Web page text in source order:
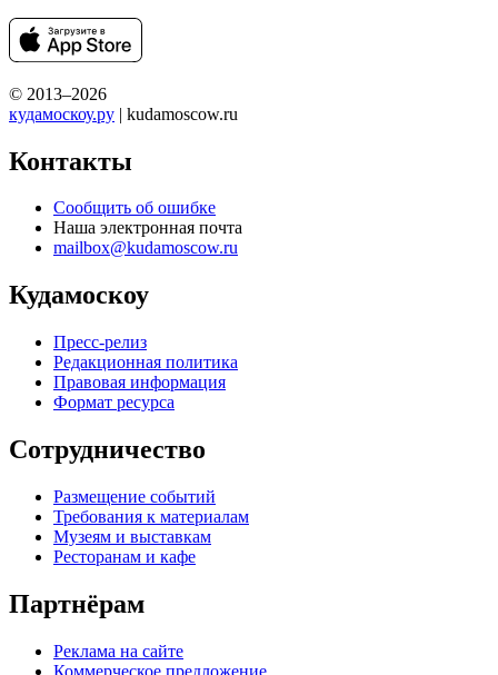
© 2013–2026
кудамоскоу.ру | kudamoscow.ru
Контакты
Сообщить об ошибке
Наша электронная почта
mailbox@kudamoscow.ru
Кудамоскоу
Пресс-релиз
Редакционная политика
Правовая информация
Формат ресурса
Сотрудничество
Размещение событий
Требования к материалам
Музеям и выставкам
Ресторанам и кафе
Партнёрам
Реклама на сайте
Коммерческое предложение